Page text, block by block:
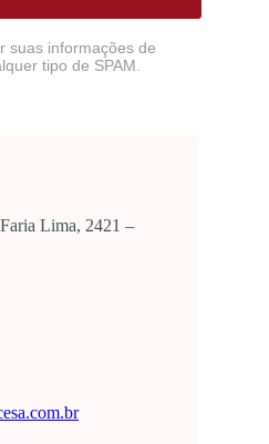
suas informações de
tipo de SPAM.
Lima, 2421 –